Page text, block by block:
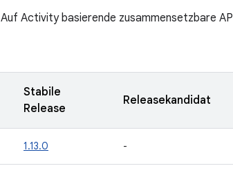
Auf Activity basierende zusammensetzbare
Stabile
Release
Releasekandidat
1.13.0 -